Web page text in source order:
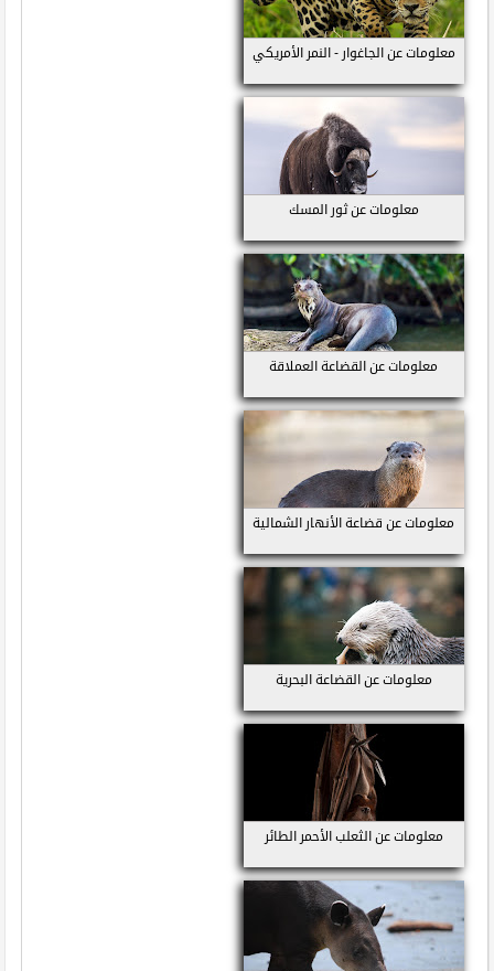
معلومات عن الجاغوار - النمر الأمريكي
معلومات عن ثور المسك
معلومات عن القضاعة العملاقة
معلومات عن قضاعة الأنهار الشمالية
معلومات عن القضاعة البحرية
معلومات عن الثعلب الأحمر الطائر